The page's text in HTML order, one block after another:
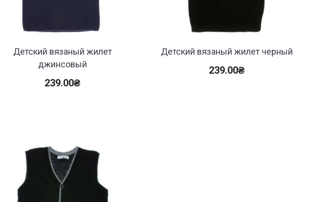
Детский вязаный жилет
джинсовый
239.00₴
Детский вязаный жилет черный
239.00₴